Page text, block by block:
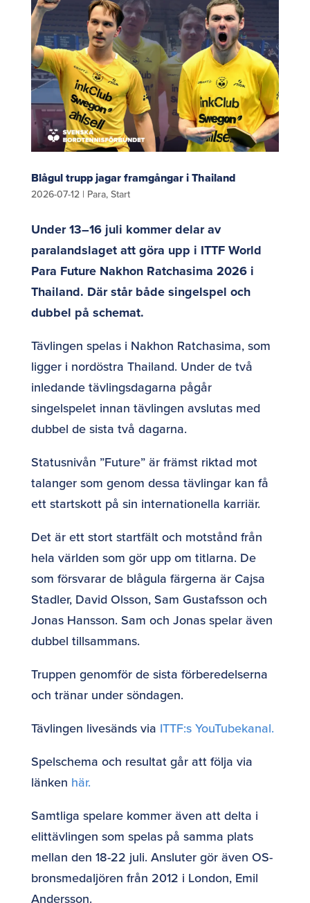
Blågul trupp jagar framgångar i Thailand
2026-07-12| Para, Start
Under 13–16 juli kommer delar av
paralandslaget att göra upp i ITTF World
Para Future Nakhon Ratchasima 2026 i
Thailand. Där står både singelspel och
dubbel på schemat.
Tävlingen spelas i Nakhon Ratchasima, som
ligger i nordöstra Thailand. Under de två
inledande tävlingsdagarna pågår
singelspelet innan tävlingen avslutas med
dubbel de sista två dagarna.
Statusnivån ”Future” är främst riktad mot
talanger som genom dessa tävlingar kan få
ett startskott på sin internationella karriär.
Det är ett stort startfält och motstånd från
hela världen som gör upp om titlarna. De
som försvarar de blågula färgerna är Cajsa
Stadler, David Olsson, Sam Gustafsson och
Jonas Hansson. Sam och Jonas spelar även
dubbel tillsammans.
Truppen genomför de sista förberedelserna
och tränar under söndagen.
Tävlingen livesänds via ITTF:s YouTubekanal.
Spelschema och resultat går att följa via
länken här.
Samtliga spelare kommer även att delta i
elittävlingen som spelas på samma plats
mellan den 18-22 juli. Ansluter gör även OS-
bronsmedaljören från 2012 i London, Emil
Andersson.